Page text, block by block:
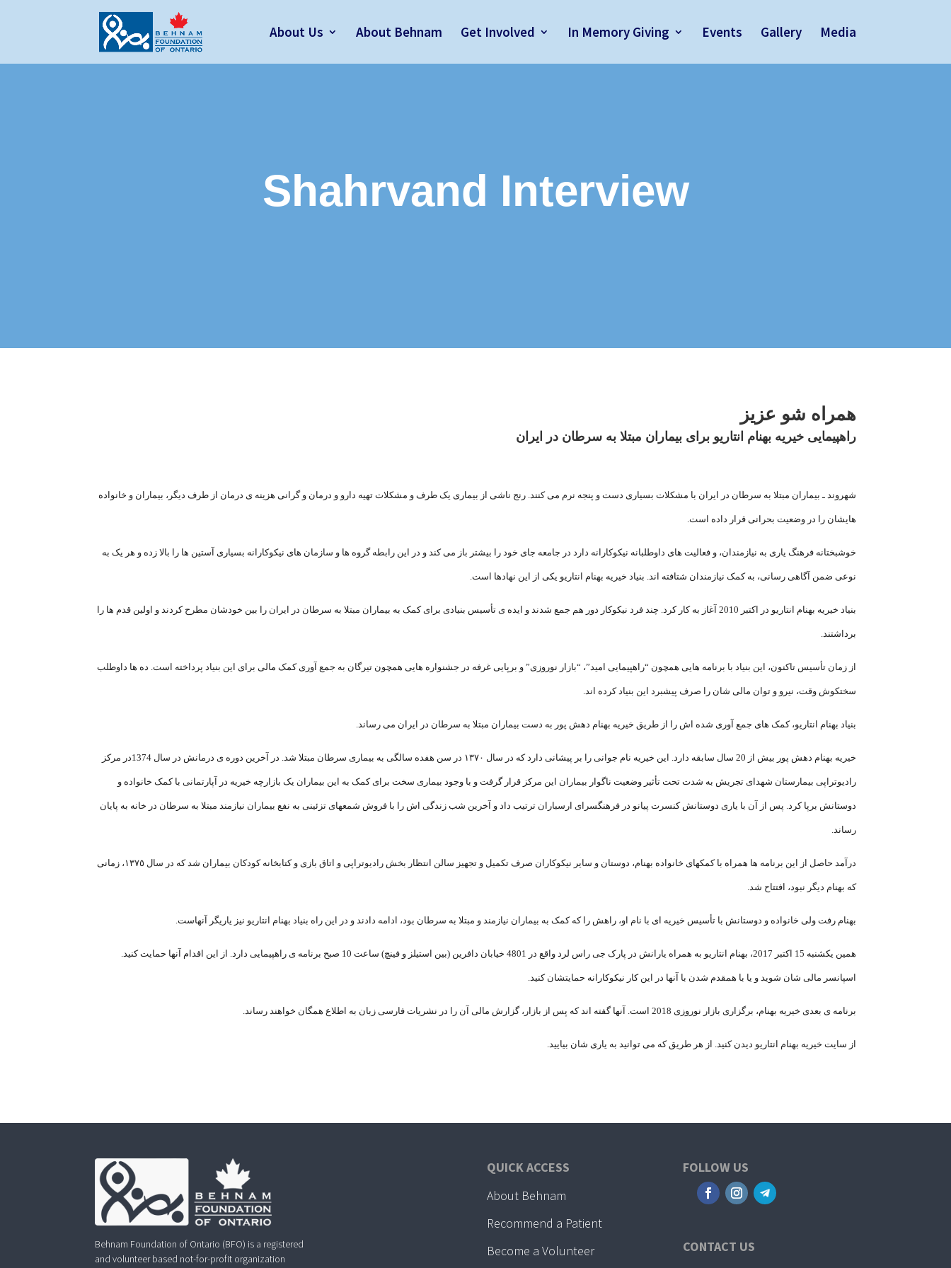
About Us About Behnam Get Involved In Memory Giving Events Gallery Media
Shahrvand Interview
همراه شو عزیز
راهپیمایی خیریه بهنام انتاریو برای بیماران مبتلا به سرطان در ایران
شهروند ـ بیماران مبتلا به سرطان در ایران با مشکلات بسیاری دست و پنجه نرم می کنند. رنج ناشی از بیماری یک طرف و مشکلات تهیه دارو و درمان و گرانی هزینه ی درمان از طرف دیگر، بیماران و خانواده
هایشان را در وضعیت بحرانی قرار داده است.
خوشبختانه فرهنگ یاری به نیازمندان، و فعالیت های داوطلبانه نیکوکارانه دارد در جامعه جای خود را بیشتر باز می کند و در این رابطه گروه ها و سازمان های نیکوکارانه بسیاری آستین ها را بالا زده و هر یک به
نوعی ضمن آگاهی رسانی، به کمک نیازمندان شتافته اند. بنیاد خیریه بهنام انتاریو یکی از این نهادها است.
بنیاد خیریه بهنام انتاریو در اکتبر 2010 آغاز به کار کرد. چند فرد نیکوکار دور هم جمع شدند و ایده ی تأسیس بنیادی برای کمک به بیماران مبتلا به سرطان در ایران را بین خودشان مطرح کردند و اولین قدم ها را
برداشتند.
از زمان تأسیس تاکنون، این بنیاد با برنامه هایی همچون “راهپیمایی امید”، “بازار نوروزی” و برپایی غرفه در جشنواره هایی همچون تیرگان به جمع آوری کمک مالی برای این بنیاد پرداخته است. ده ها داوطلب
سختکوش وقت، نیرو و توان مالی شان را صرف پیشبرد این بنیاد کرده اند.
بنیاد بهنام انتاریو، کمک های جمع آوری شده اش را از طریق خیریه بهنام دهش پور به دست بیماران مبتلا به سرطان در ایران می رساند.
خیریه بهنام دهش پور بیش از 20 سال سابقه دارد. این خیریه نام جوانی را بر پیشانی دارد که در سال ١٣٧٠ در سن هفده سالگی به بیماری سرطان مبتلا شد. در آخرین دوره ی درمانش در سال 1374در مرکز
رادیوتراپی بیمارستان شهدای تجریش به شدت تحت تأثیر وضعیت ناگوار بیماران این مرکز قرار گرفت و با وجود بیماری سخت برای کمک به این بیماران یک بازارچه خیریه در آپارتمانی با کمک خانواده و
دوستانش برپا کرد. پس از آن با یاری دوستانش کنسرت پیانو در فرهنگسرای ارسباران ترتیب داد و آخرین شب زندگی اش را با فروش شمع‏های تزئینی به نفع بیماران نیازمند مبتلا به سرطان در خانه به پایان
رساند.
درآمد حاصل از این برنامه‏ ها همراه با کمک‏های خانواده بهنام، دوستان و سایر نیکوکاران صرف تکمیل و تجهیز سالن انتظار بخش رادیوتراپی و اتاق بازی و کتابخانه کودکان بیماران شد که در سال ١٣٧٥، زمانی
که بهنام دیگر نبود، افتتاح شد.
بهنام رفت ولی خانواده و دوستانش با تأسیس خیریه ای با نام او، راهش را که کمک به بیماران نیازمند و مبتلا به سرطان بود، ادامه دادند و در این راه بنیاد بهنام انتاریو نیز یاریگر آنهاست.
همین یکشنبه 15 اکتبر 2017، بهنام انتاریو به همراه یارانش در پارک جی راس لرد واقع در 4801 خیابان دافرین (بین استیلز و فینچ) ساعت 10 صبح برنامه ی راهپیمایی دارد. از این اقدام آنها حمایت کنید.
اسپانسر مالی شان شوید و یا با همقدم شدن با آنها در این کار نیکوکارانه حمایتشان کنید.
برنامه ی بعدی خیریه بهنام، برگزاری بازار نوروزی 2018 است. آنها گفته اند که پس از بازار، گزارش مالی آن را در نشریات فارسی زبان به اطلاع همگان خواهند رساند.
از سایت خیریه بهنام انتاریو دیدن کنید. از هر طریق که می توانید به یاری شان بیایید.
Behnam Foundation of Ontario (BFO) is a registered
and volunteer based not-for-profit organization
QUICK ACCESS
About Behnam
Recommend a Patient
Become a Volunteer
FOLLOW US
CONTACT US